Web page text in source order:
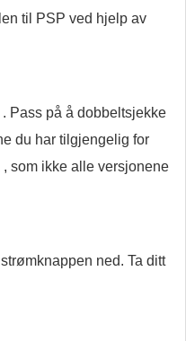
til PSP ved hjelp av
Pass på å dobbeltsjekke
du har tilgjengelig for
som ikke alle versjonene
ned. Ta ditt